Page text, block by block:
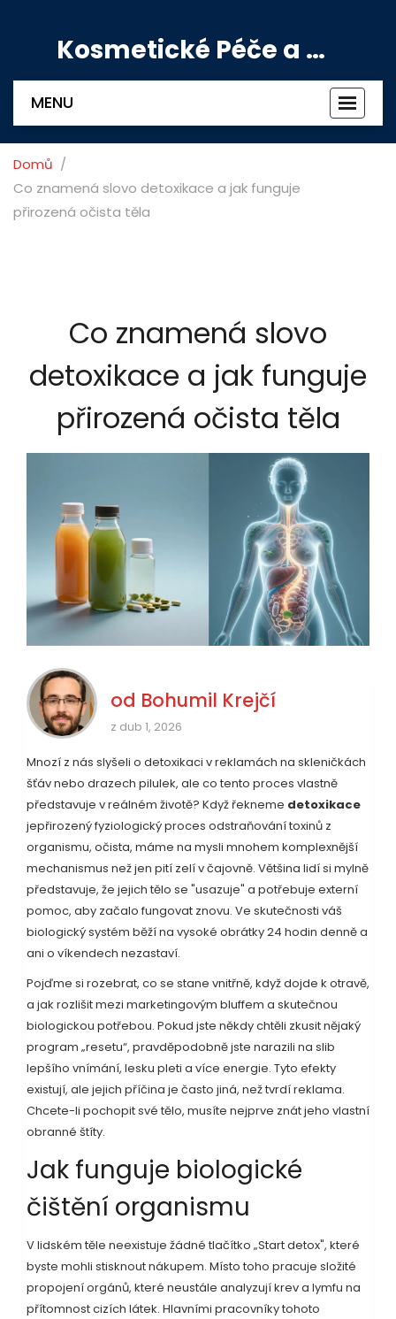
Kosmetické Péče a Výživové Doplňky
MENU
Domů
Co znamená slovo detoxikace a jak funguje
přirozená očista těla
Co znamená slovo
detoxikace a jak funguje
přirozená očista těla
od Bohumil Krejčí
z dub 1, 2026
Mnozí z nás slyšeli o detoxikaci v reklamách na skleničkách
šťáv nebo drazech pilulek, ale co tento proces vlastně
představuje v reálném životě? Když řekneme detoxikace
jepřirozený fyziologický proces odstraňování toxinů z
organismu, očista, máme na mysli mnohem komplexnější
mechanismus než jen pití zelí v čajovně. Většina lidí si mylně
představuje, že jejich tělo se "usazuje" a potřebuje externí
pomoc, aby začalo fungovat znovu. Ve skutečnosti váš
biologický systém běží na vysoké obrátky 24 hodin denně a
ani o víkendech nezastaví.
Pojďme si rozebrat, co se stane vnitřně, když dojde k otravě,
a jak rozlišit mezi marketingovým bluffem a skutečnou
biologickou potřebou. Pokud jste někdy chtěli zkusit nějaký
program „resetu“, pravděpodobně jste narazili na slib
lepšího vnímání, lesku pleti a více energie. Tyto efekty
existují, ale jejich příčina je často jiná, než tvrdí reklama.
Chcete-li pochopit své tělo, musíte nejprve znát jeho vlastní
obranné štíty.
Jak funguje biologické
čištění organismu
V lidském těle neexistuje žádné tlačítko „Start detox", které
byste mohli stisknout nákupem. Místo toho pracuje složité
propojení orgánů, které neustále analyzují krev a lymfu na
přítomnost cizích látek. Hlavními pracovníky tohoto